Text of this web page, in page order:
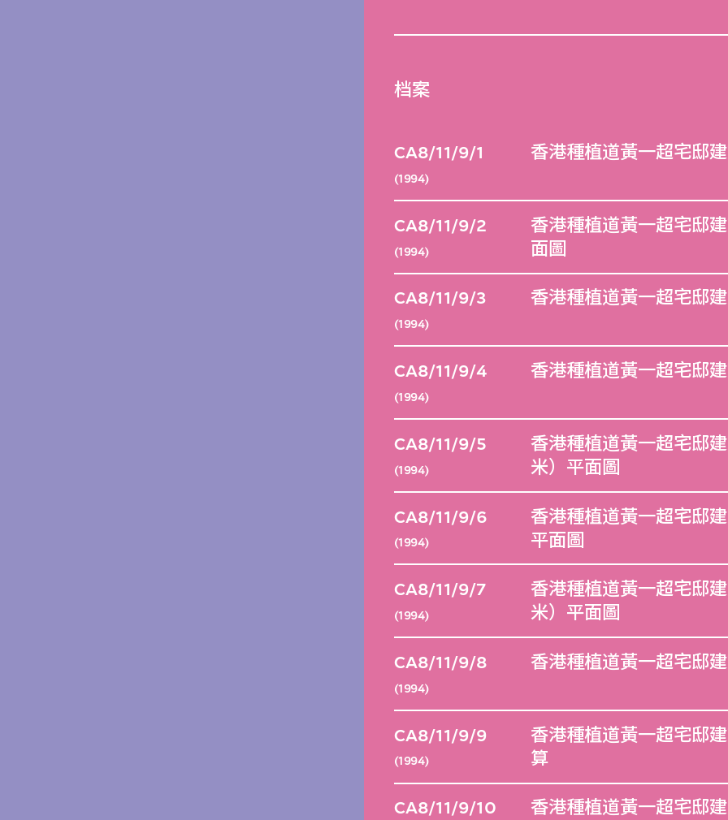
档案
CA8/11/9/1
(1994)
香港種植道黃一超宅邸
CA8/11/9/2
(1994)
香港種植道黃一超宅邸
面圖
CA8/11/9/3
(1994)
香港種植道黃一超宅邸
CA8/11/9/4
(1994)
香港種植道黃一超宅邸
CA8/11/9/5
(1994)
香港種植道黃一超宅邸
米）平面圖
CA8/11/9/6
(1994)
香港種植道黃一超宅邸
平面圖
CA8/11/9/7
(1994)
香港種植道黃一超宅邸
米）平面圖
CA8/11/9/8
(1994)
香港種植道黃一超宅邸
CA8/11/9/9
(1994)
香港種植道黃一超宅邸
算
CA8/11/9/10
香港種植道黃一超宅邸